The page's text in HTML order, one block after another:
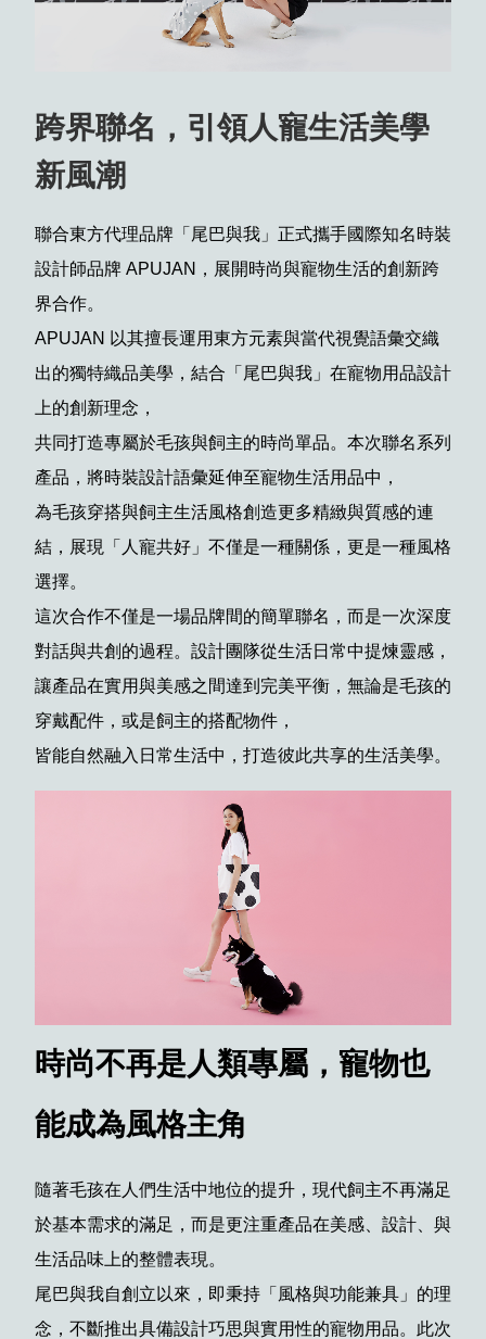
跨界聯名，引領人寵生活美學
新風潮
聯合東方代理品牌「尾巴與我」正式攜手國際知名時裝
設計師品牌 APUJAN，展開時尚與寵物生活的創新跨
界合作。
APUJAN 以其擅長運用東方元素與當代視覺語彙交織
出的獨特織品美學，結合「尾巴與我」在寵物用品設計
上的創新理念，
共同打造專屬於毛孩與飼主的時尚單品。本次聯名系列
產品，將時裝設計語彙延伸至寵物生活用品中，
為毛孩穿搭與飼主生活風格創造更多精緻與質感的連
結，展現「人寵共好」不僅是一種關係，更是一種風格
選擇。
這次合作不僅是一場品牌間的簡單聯名，而是一次深度
對話與共創的過程。設計團隊從生活日常中提煉靈感，
讓產品在實用與美感之間達到完美平衡，無論是毛孩的
穿戴配件，或是飼主的搭配物件，
皆能自然融入日常生活中，打造彼此共享的生活美學。
時尚不再是人類專屬，寵物也
能成為風格主角
隨著毛孩在人們生活中地位的提升，現代飼主不再滿足
於基本需求的滿足，而是更注重產品在美感、設計、與
生活品味上的整體表現。
尾巴與我自創立以來，即秉持「風格與功能兼具」的理
念，不斷推出具備設計巧思與實用性的寵物用品。此次